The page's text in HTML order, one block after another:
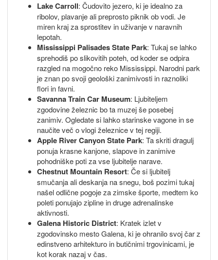
Lake Carroll: Čudovito jezero, ki je idealno za
ribolov, plavanje ali preprosto piknik ob vodi. Je
miren kraj za sprostitev in uživanje v naravnih
lepotah.
Mississippi Palisades State Park: Tukaj se lahko
sprehodiš po slikovitih poteh, od koder se odpira
razgled na mogočno reko Mississippi. Narodni park
je znan po svoji geološki zanimivosti in raznoliki
flori in favni.
Savanna Train Car Museum: Ljubiteljem
zgodovine železnic bo ta muzej še posebej
zanimiv. Ogledate si lahko starinske vagone in se
naučite več o vlogi železnice v tej regiji.
Apple River Canyon State Park: Ta skriti dragulj
ponuja krasne kanjone, slapove in zanimive
pohodniške poti za vse ljubitelje narave.
Chestnut Mountain Resort: Če si ljubitelj
smučanja ali deskanja na snegu, boš pozimi tukaj
našel odlične pogoje za zimske športe, medtem ko
poleti ponujajo zipline in druge adrenalinske
aktivnosti.
Galena Historic District: Kratek izlet v
zgodovinsko mesto Galena, ki je ohranilo svoj čar z
edinstveno arhitekturo in butičnimi trgovinicami, je
kot korak nazaj v čas.